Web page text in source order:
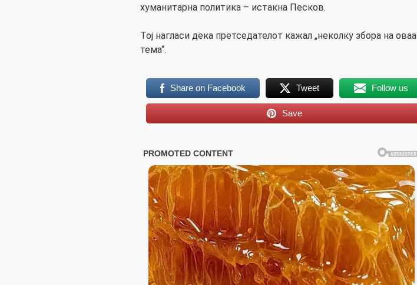
хуманитарна политика – истакна Песков.
Тој нагласи дека претседателот кажал „неколку збора на оваа
тема“.
Share on Facebook Tweet Follow us
Save